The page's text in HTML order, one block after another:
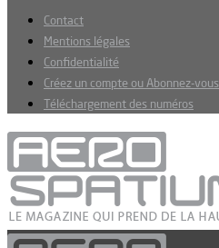
Contact
Mentions légales
Confidentialité
Créez un compte ou Abonnez-vous
Téléchargement des numéros